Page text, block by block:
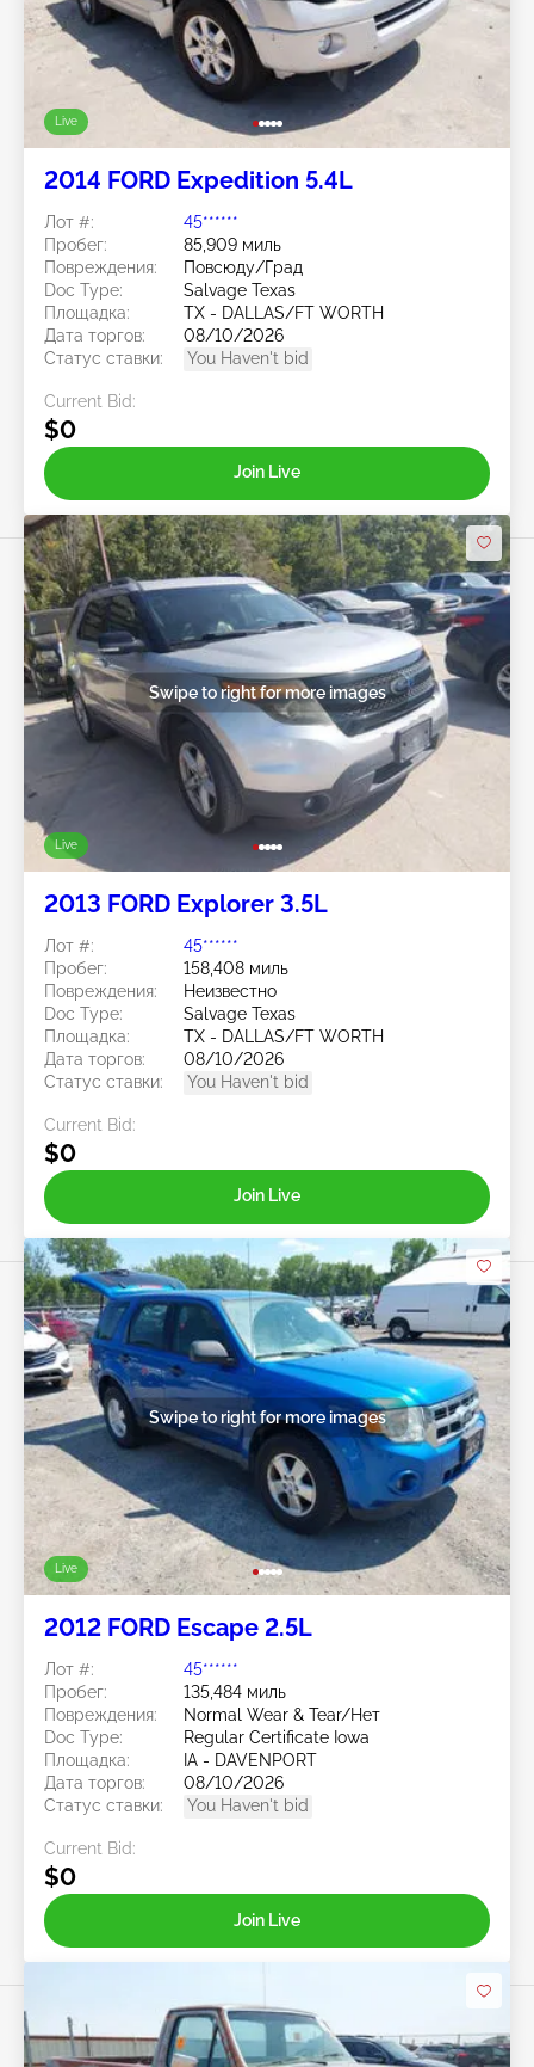
Live
2014 FORD Expedition 5.4L
Лот #:
45******
Пробег:
85,909 миль
Повреждения:
Повсюду/Град
Doc Type:
Salvage Texas
Площадка:
TX - DALLAS/FT WORTH
Дата торгов:
08/10/2026
Статус ставки:
You Haven't bid
Current Bid:
$0
Join Live
Live
Swipe to right for more images
2013 FORD Explorer 3.5L
Лот #:
45******
Пробег:
158,408 миль
Повреждения:
Неизвестно
Doc Type:
Salvage Texas
Площадка:
TX - DALLAS/FT WORTH
Дата торгов:
08/10/2026
Статус ставки:
You Haven't bid
Current Bid:
$0
Join Live
Live
Swipe to right for more images
2012 FORD Escape 2.5L
Лот #:
45******
Пробег:
135,484 миль
Повреждения:
Normal Wear & Tear/Нет
Doc Type:
Regular Certificate Iowa
Площадка:
IA - DAVENPORT
Дата торгов:
08/10/2026
Статус ставки:
You Haven't bid
Current Bid:
$0
Join Live